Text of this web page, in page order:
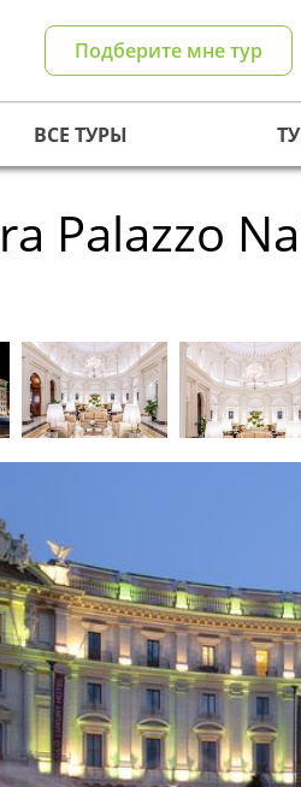
Подберите мне тур
ВСЕ ТУРЫ
Palazzo